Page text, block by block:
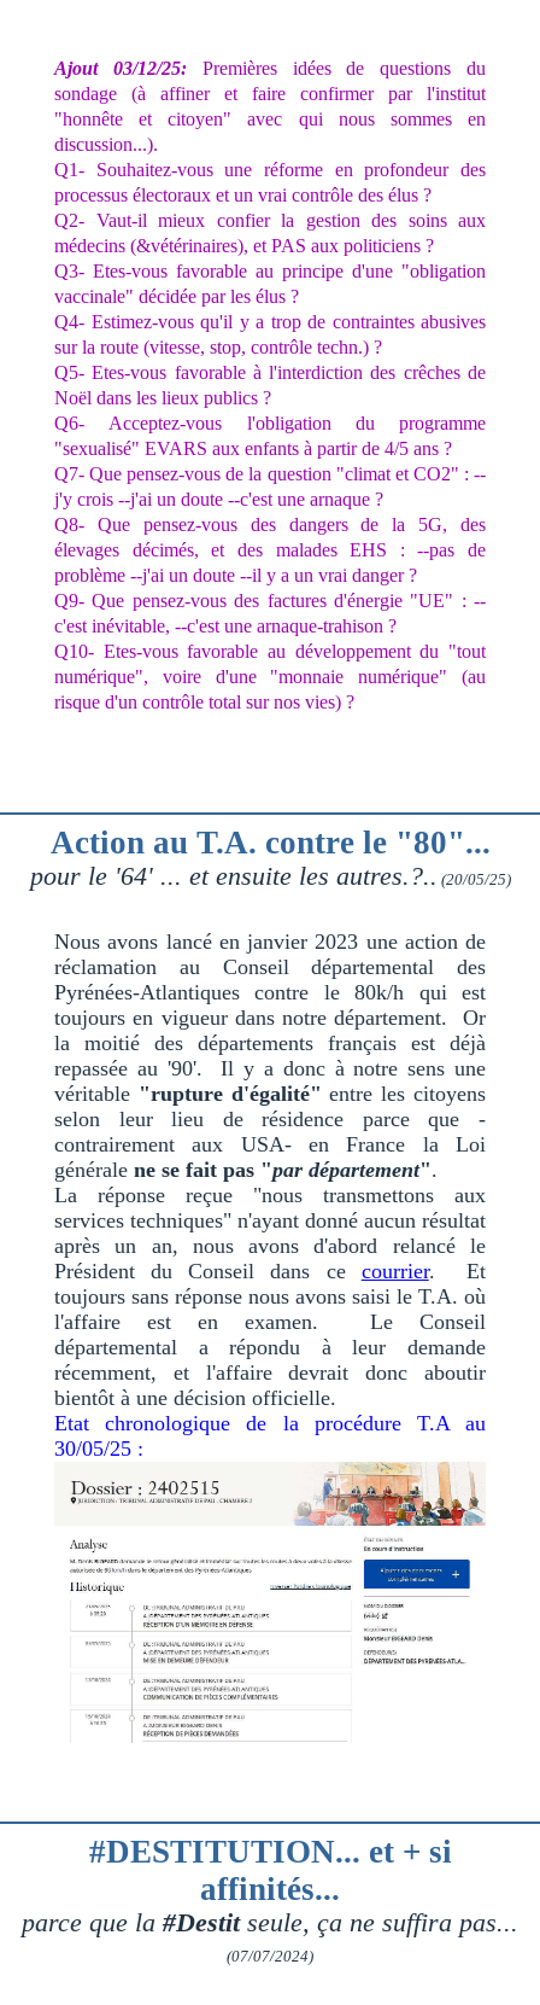
Ajout 03/12/25:Premières idées de questions du
sondage (à affiner et faire confirmer par l'institut
"honnête et citoyen" avec qui nous sommes en
discussion...).
Q1- Souhaitez-vous une réforme en profondeur des
processus électoraux et un vrai contrôle des élus ?
Q2- Vaut-il mieux confier la gestion des soins aux
médecins (&vétérinaires), et PAS aux politiciens ?
Q3- Etes-vous favorable au principe d'une "obligation
vaccinale" décidée par les élus ?
Q4- Estimez-vous qu'il y a trop de contraintes abusives
sur la route (vitesse, stop, contrôle techn.) ?
Q5- Etes-vous favorable à l'interdiction des crêches de
Noël dans les lieux publics ?
Q6- Acceptez-vous l'obligation du programme
"sexualisé" EVARS aux enfants à partir de 4/5 ans ?
Q7- Que pensez-vous de la question "climat et CO2" : --
j'y crois --j'ai un doute --c'est une arnaque ?
Q8- Que pensez-vous des dangers de la 5G, des
élevages décimés, et des malades EHS : --pas de
problème --j'ai un doute --il y a un vrai danger ?
Q9- Que pensez-vous des factures d'énergie "UE" : --
c'est inévitable, --c'est une arnaque-trahison ?
Q10- Etes-vous favorable au développement du "tout
numérique", voire d'une "monnaie numérique" (au
risque d'un contrôle total sur nos vies) ?
Action au T.A. contre le "80"...
pour le '64' ... et ensuite les autres.?.. (20/05/25)
Nous avons lancé en janvier 2023 une action de
réclamation au Conseil départemental des
Pyrénées-Atlantiques contre le 80k/h qui est
toujours en vigueur dans notre département. Or
la moitié des départements français est déjà
repassée au '90'. Il y a donc à notre sens une
véritable "rupture d'égalité" entre les citoyens
selon leur lieu de résidence parce que -
contrairement aux USA- en France la Loi
générale ne se fait pas "par département".
La réponse reçue "nous transmettons aux
services techniques" n'ayant donné aucun résultat
après un an, nous avons d'abord relancé le
Président du Conseil dans ce courrier. Et
toujours sans réponse nous avons saisi le T.A. où
l'affaire est en examen. Le Conseil
départemental a répondu à leur demande
récemment, et l'affaire devrait donc aboutir
bientôt à une décision officielle.
Etat chronologique de la procédure T.A au
30/05/25 :
#DESTITUTION... et + si
affinités...
parce que la #Destitseule, ça ne suffira pas...
(07/07/2024)